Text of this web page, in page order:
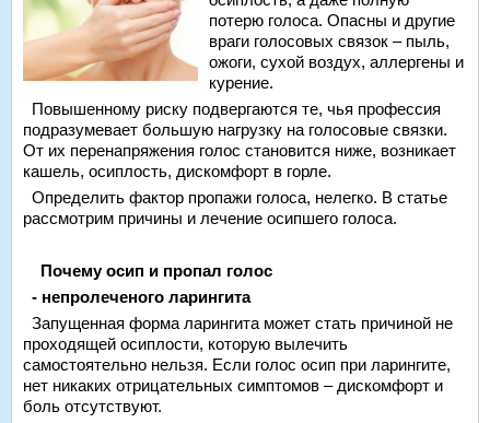
потерю голоса. Опасны и другие
враги голосовых связок – пыль,
ожоги, сухой воздух, аллергены и
курение.
Повышенному риску подвергаются те, чья профессия
подразумевает большую нагрузку на голосовые связки.
От их перенапряжения голос становится ниже, возникает
кашель, осиплость, дискомфорт в горле.
Определить фактор пропажи голоса, нелегко. В статье
рассмотрим причины и лечение осипшего голоса.
Почему осип и пропал голос
- непролеченого ларингита
Запущенная форма ларингита может стать причиной не
проходящей осиплости, которую вылечить
самостоятельно нельзя. Если голос осип при ларингите,
нет никаких отрицательных симптомов – дискомфорт и
боль отсутствуют.